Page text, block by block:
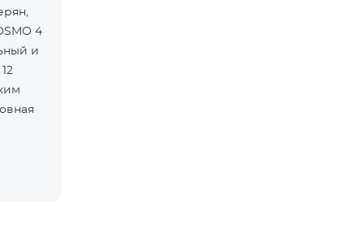
4
и